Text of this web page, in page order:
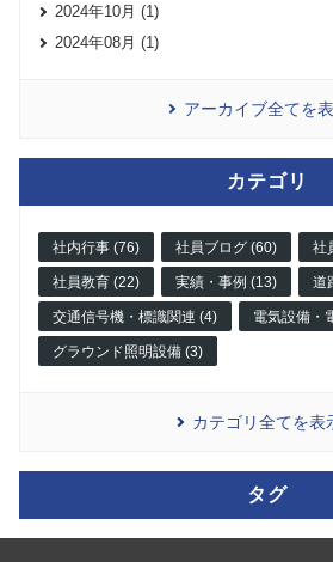
2024年10月 (1)
2024年08月 (1)
アーカイブ全てを
カテゴリ
社内行事 (76) 社員ブログ (60) 社
社員教育 (22) 実績・事例 (13) 道
交通信号機・標識関連 (4) 電気設備・
グラウンド照明設備 (3)
カテゴリ全てを表
タグ